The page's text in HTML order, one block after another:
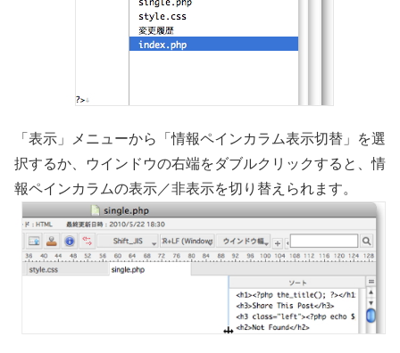
「表示」メニューから「情報ペインカラム表示切替」を選
択するか、ウインドウの右端をダブルクリックすると、情
報ペインカラムの表示／非表示を切り替えられます。